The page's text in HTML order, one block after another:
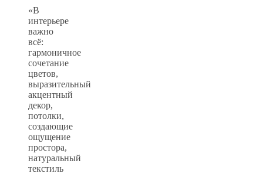
«В
интерьере
важно
всё:
гармоничное
сочетание
цветов,
выразительный
акцентный
декор,
потолки,
создающие
ощущение
простора,
натуральный
текстиль